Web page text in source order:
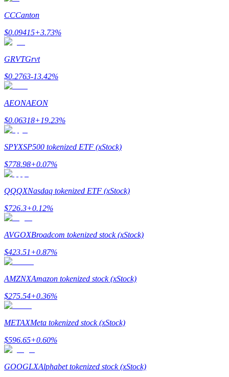
Hänvisning
Bjud in en vän för att få kontantbelöningar
BTC Welcome Rewards
BTC Welcome Rewards
CCCanton
$0.09415+3.73%
GRVTGrvt
$0.2763-13.42%
AEONAEON
$0.06318+19.23%
SPYXSP500 tokenized ETF (xStock)
$778.98+0.07%
QQQXNasdaq tokenized ETF (xStock)
$726.3+0.12%
AVGOXBroadcom tokenized stock (xStock)
$423.51+0.87%
AMZNXAmazon tokenized stock (xStock)
$275.54+0.36%
METAXMeta tokenized stock (xStock)
$596.65+0.60%
GOOGLXAlphabet tokenized stock (xStock)